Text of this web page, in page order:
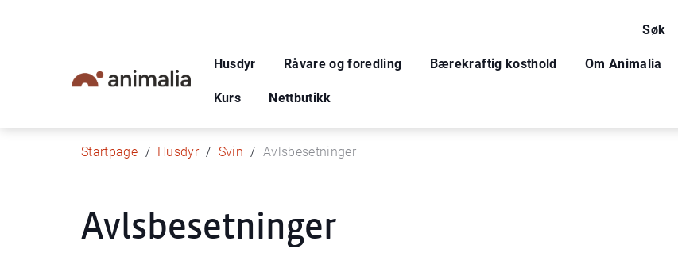
Søk
Husdyr Råvare og foredling Bærekraftig kosthold Om Animalia
Kurs Nettbutikk
Startpage Husdyr Svin Avlsbesetninger
Avlsbesetninger